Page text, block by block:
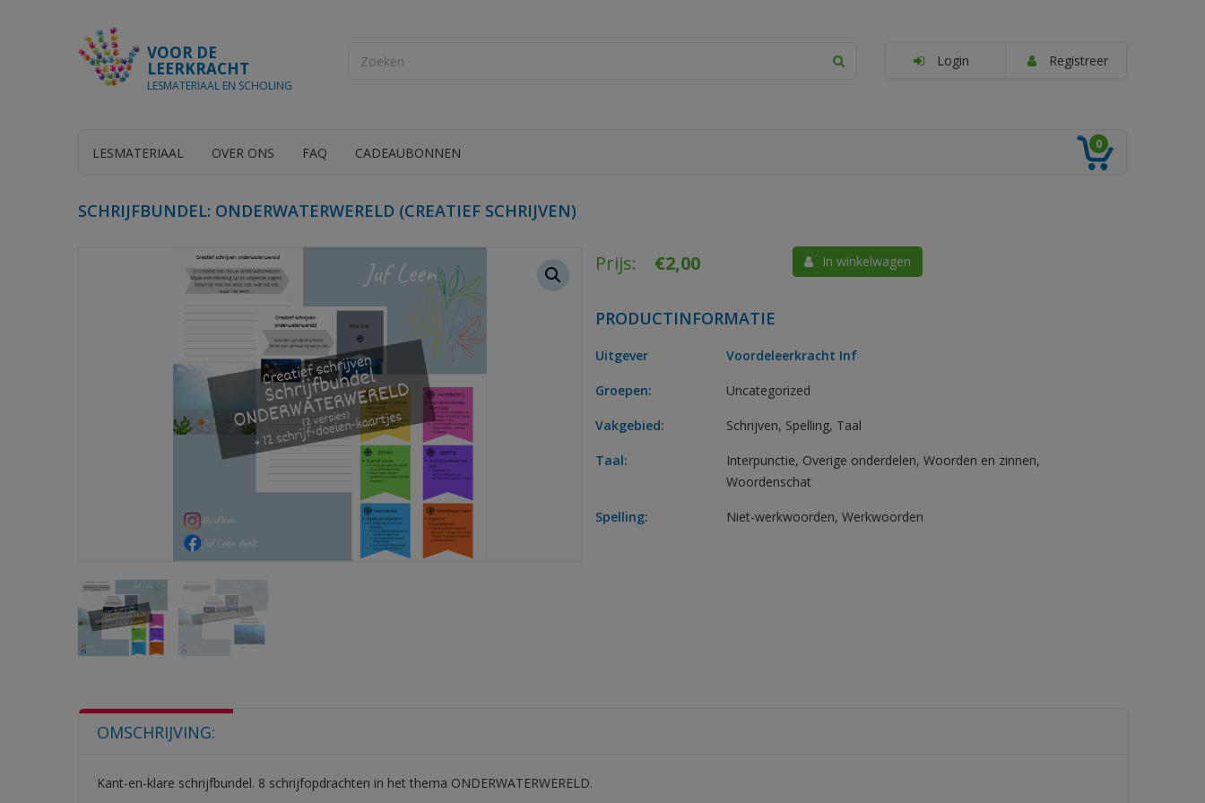
VOOR DE
LEERKRACHT
LESMATERIAAL EN SCHOLING
Login Registreer
LESMATERIAAL OVER ONS FAQ CADEAUBONNEN
0
SCHRIJFBUNDEL: ONDERWATERWERELD (CREATIEF SCHRIJVEN)
Prijs: €2,00 In winkelwagen
PRODUCTINFORMATIE
Uitgever Voordeleerkracht Inf
Groepen: Uncategorized
Vakgebied: Schrijven, Spelling, Taal
Taal: Interpunctie, Overige onderdelen, Woorden en zinnen,
Woordenschat
Spelling: Niet-werkwoorden, Werkwoorden
OMSCHRIJVING:
Kant-en-klare schrijfbundel. 8 schrijfopdrachten in het thema ONDERWATERWERELD.